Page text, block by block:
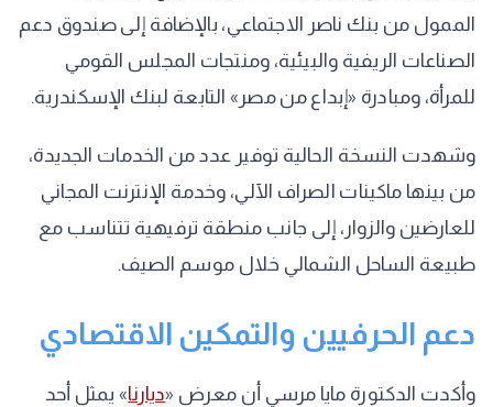
الممول من بنك ناصر الاجتماعي، بالإضافة إلى صندوق دعم
الصناعات الريفية والبيئية، ومنتجات المجلس القومي
للمرأة، ومبادرة «إبداع من مصر» التابعة لبنك الإسكندرية.
وشهدت النسخة الحالية توفير عدد من الخدمات الجديدة،
من بينها ماكينات الصراف الآلي، وخدمة الإنترنت المجاني
للعارضين والزوار، إلى جانب منطقة ترفيهية تتناسب مع
طبيعة الساحل الشمالي خلال موسم الصيف.
دعم الحرفيين والتمكين الاقتصادي
وأكدت الدكتورة مايا مرسي أن معرض «ديارنا» يمثل أحد